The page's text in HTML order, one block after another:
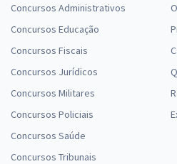
Concursos Administrativos
Concursos Educação
Concursos Fiscais
Concursos Jurídicos
Concursos Militares
Concursos Policiais
Concursos Saúde
Concursos Tribunais